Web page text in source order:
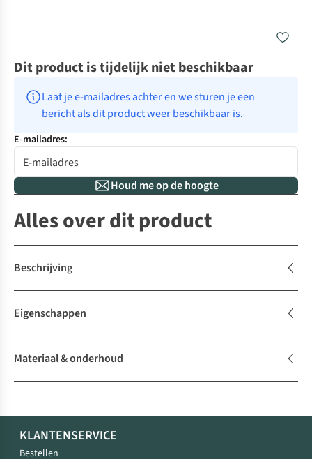
Dit product is tijdelijk niet beschikbaar
Laat je e-mailadres achter en we sturen je een
bericht als dit product weer beschikbaar is.
E-mailadres:
Houd me op de hoogte
Alles over dit product
Beschrijving
Eigenschappen
Materiaal & onderhoud
KLANTENSERVICE
Bestellen